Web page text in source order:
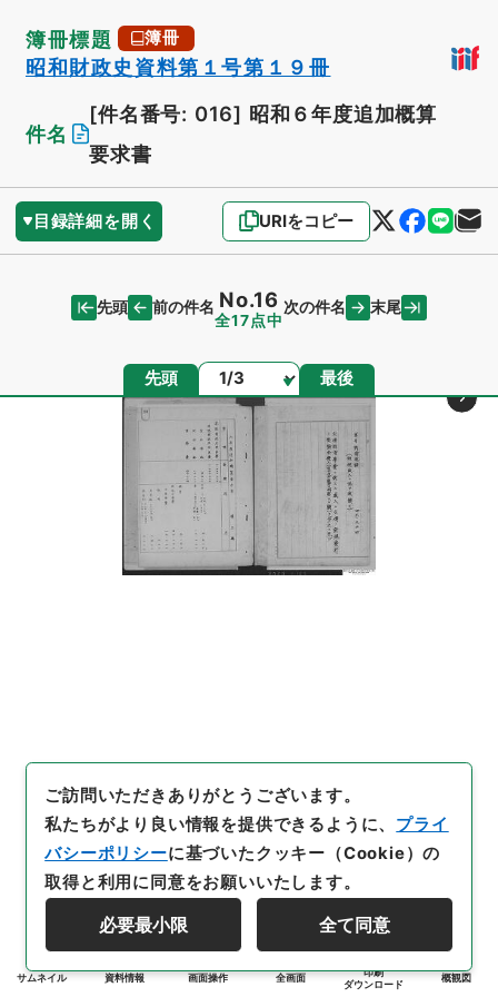
簿冊標題 簿冊
昭和財政史資料第１号第１９冊
件名
[件名番号: 016] 昭和６年度追加概算
要求書
目録詳細を開く URIをコピー
先頭 前の件名 No.16
全17点中
次の件名 末尾
先頭 ページ 最後
サムネイル 資料情報 画面操作 全画面
印刷
ダウンロード
概観図
ご訪問いただきありがとうございます。
私たちがより良い情報を提供できるように、 プライ
バシーポリシーに基づいたクッキー（Cookie）の
取得と利用に同意をお願いいたします。
必要最小限 全て同意